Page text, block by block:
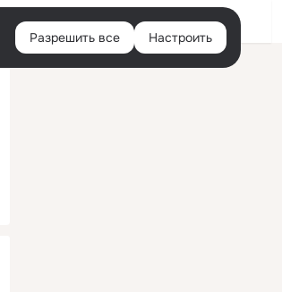
Войти
Разрешить все Настроить